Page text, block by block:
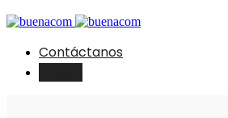
Contáctanos